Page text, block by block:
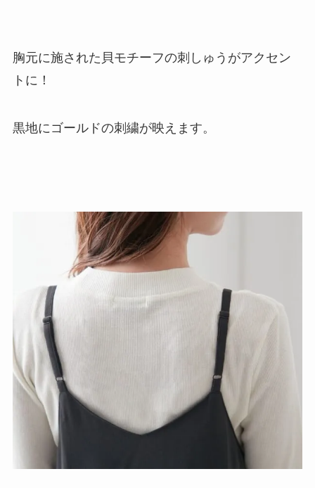
胸元に施された貝モチーフの刺しゅうがアクセン
トに！
黒地にゴールドの刺繍が映えます。